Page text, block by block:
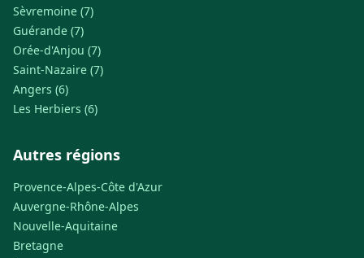
Sèvremoine (7)
Guérande (7)
Orée-d'Anjou (7)
Saint-Nazaire (7)
Angers (6)
Les Herbiers (6)
Autres régions
Provence-Alpes-Côte d'Azur
Auvergne-Rhône-Alpes
Nouvelle-Aquitaine
Bretagne